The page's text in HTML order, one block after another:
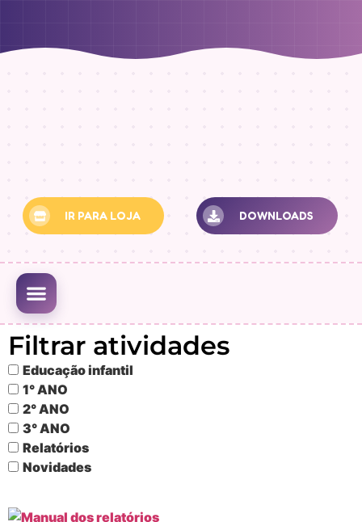
IR PARA LOJA DOWNLOADS
Filtrar atividades
Educação infantil
1° ANO
2° ANO
3° ANO
Relatórios
Novidades